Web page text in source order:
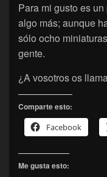
Para mi gusto es
algo más; aunque
sólo ocho
gente.
¿A vosotros os
Comparte esto:
Facebook
Me gusta esto: